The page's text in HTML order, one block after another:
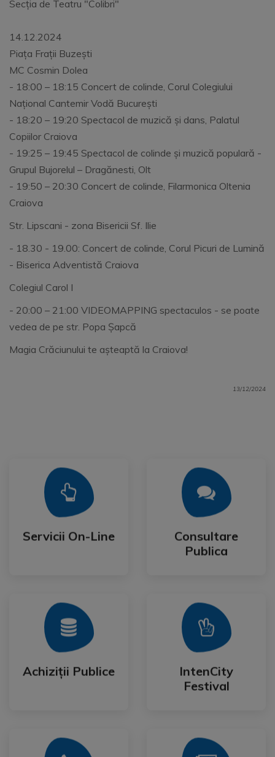
Secția de Teatru "Colibri"
14.12.2024
Piața Frații Buzești
MC Cosmin Dolea
- 18:00 – 18:15 Concert de colinde, Corul Colegiului
Național Cantemir Vodă București
- 18:20 – 19:20 Spectacol de muzică și dans, Palatul
Copiilor Craiova
- 19:25 – 19:45 Spectacol de colinde și muzică populară -
Grupul Bujorelul – Dragănesti, Olt
- 19:50 – 20:30 Concert de colinde, Filarmonica Oltenia
Craiova
Str. Lipscani - zona Bisericii Sf. Ilie
- 18.30 - 19.00: Concert de colinde, Corul Picuri de Lumină
- Biserica Adventistă Craiova
Colegiul Carol I
- 20:00 – 21:00 VIDEOMAPPING spectaculos - se poate
vedea de pe str. Popa Șapcă
Magia Crăciunului te așteaptă la Craiova!
13/12/2024
Servicii On-Line
Servicii On-Line
Mai Mult
Consultare
Publica
Consultare
Publica
Mai Mult
Achiziții Publice
Achiziții Publice
Mai Mult
IntenCity
Festival
IntenCity
Festival
Mai Mult